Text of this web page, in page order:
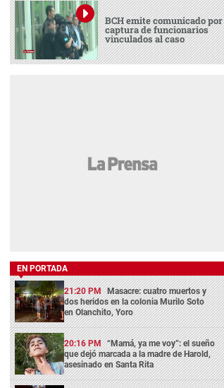
BCH emite comunicado por
captura de funcionarios
vinculados al caso
EN PORTADA
21:20 PM Masacre: cuatro muertos y
dos heridos en la colonia Murilo Soto
en Olanchito, Yoro
20:16 PM “Mamá, ya me voy”: el sueño
que dejó marcada a la madre de Harold,
asesinado en Santa Rita